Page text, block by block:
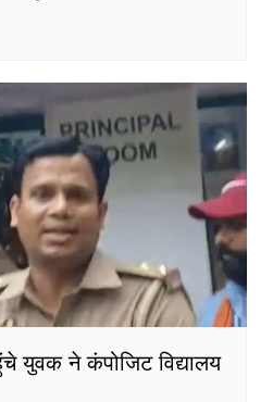
युवक ने कंपोजिट विद्यालय